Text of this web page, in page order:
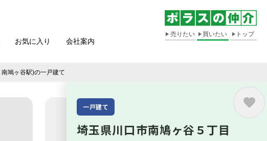
お気に入り 会社案内
売りたい 買いたい トップ
南鳩ヶ谷駅)の一戸建て
一戸建て
埼玉県川口市南鳩ヶ谷５丁目